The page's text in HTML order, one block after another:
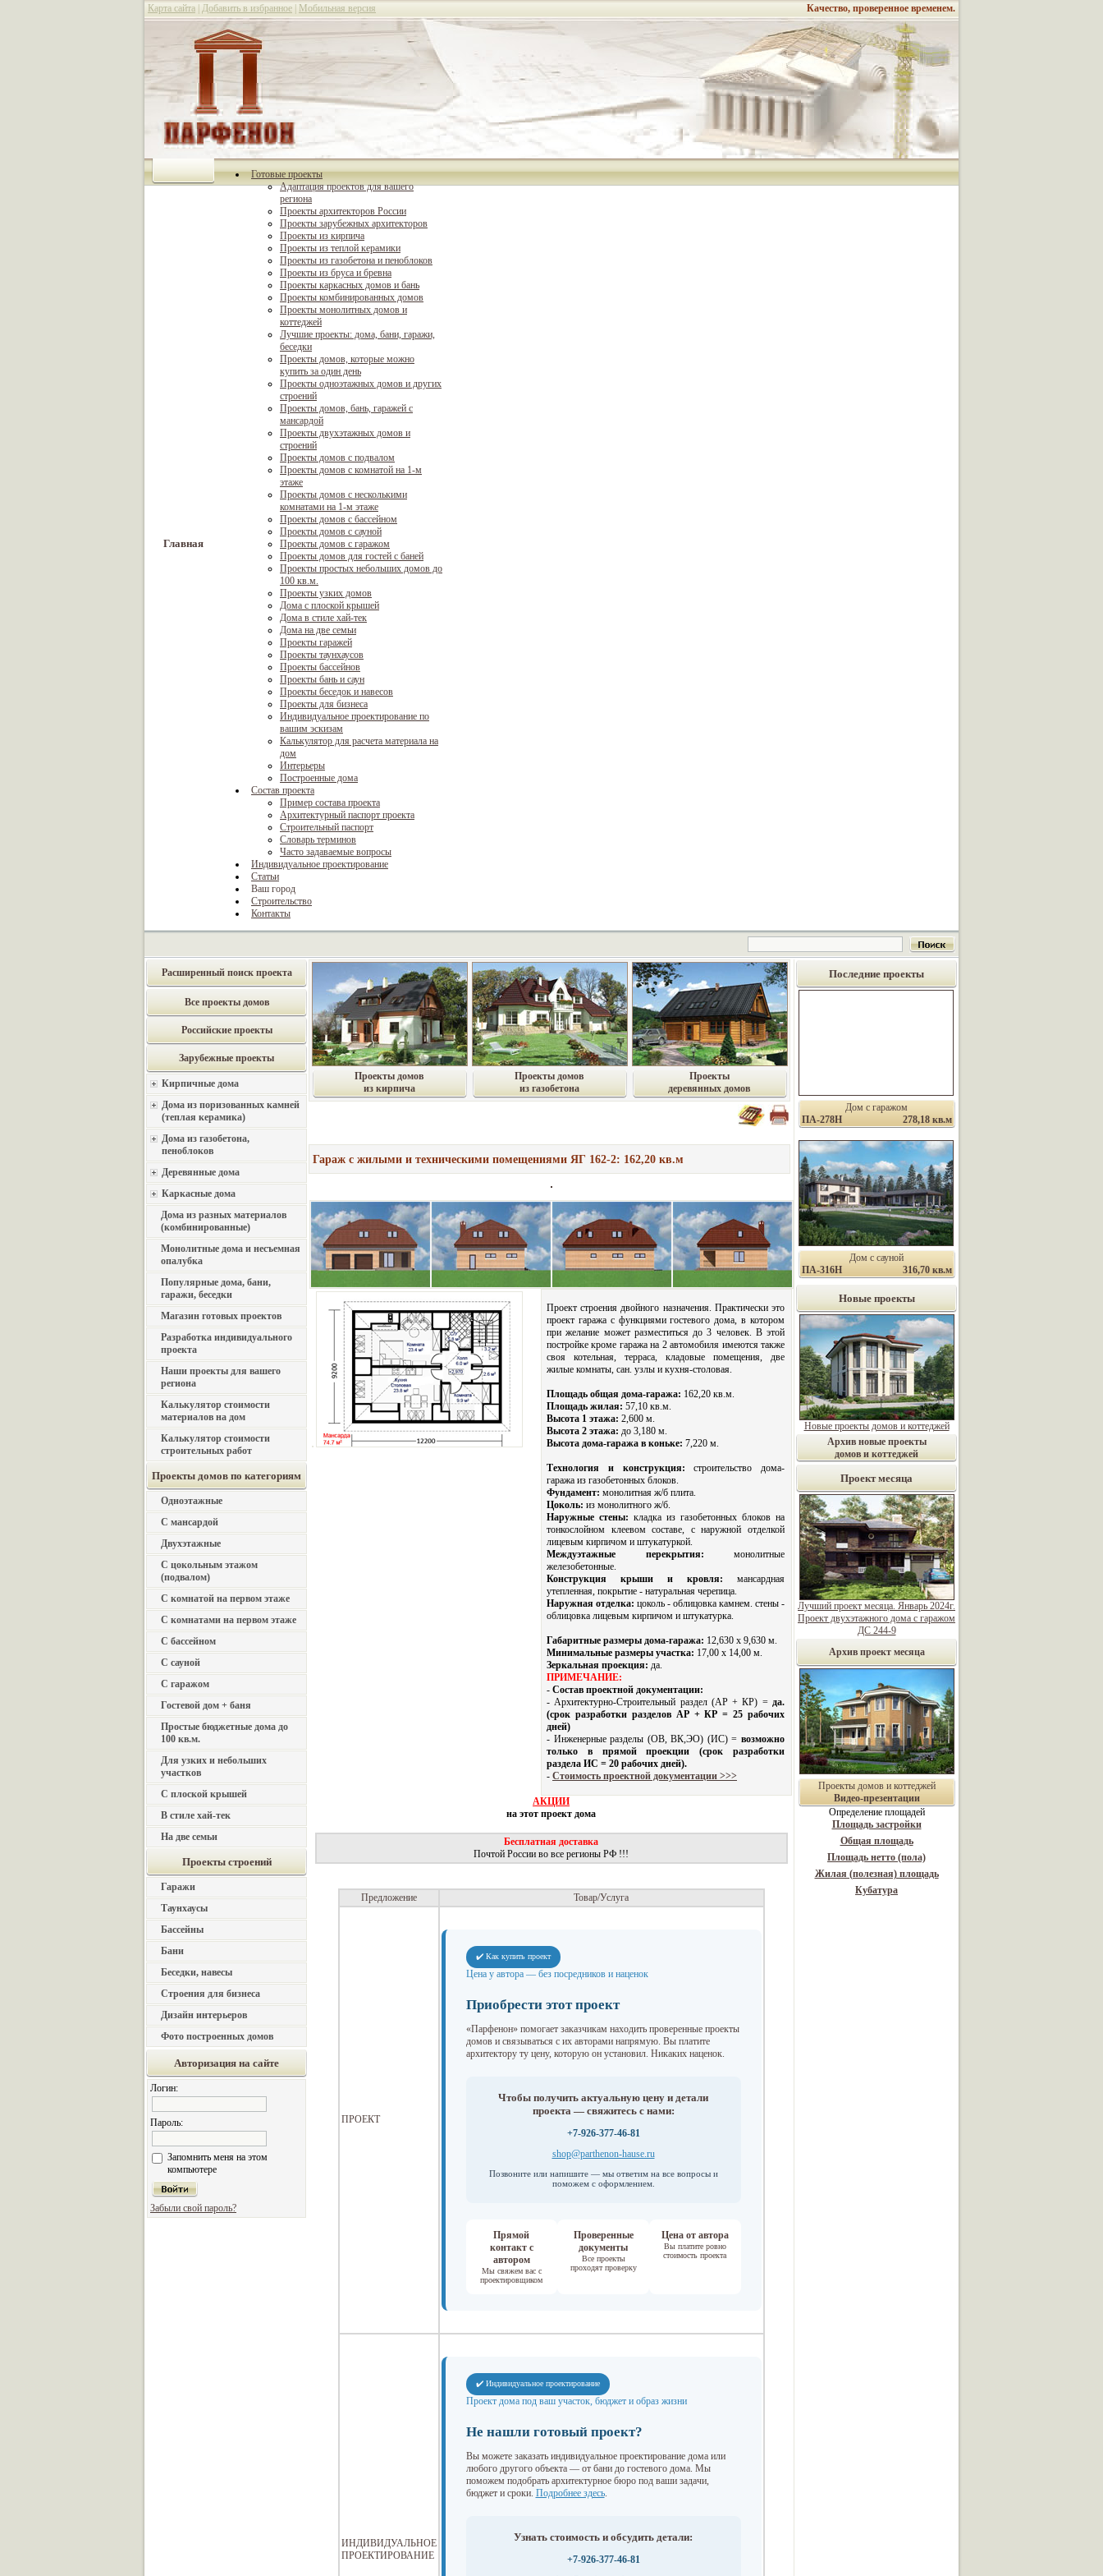
Карта сайта Добавить в избранное Мобильная версия Качество, проверенное временем.
Главная
Готовые проекты
Адаптация проектов для вашего
региона
Проекты архитекторов России
Проекты зарубежных архитекторов
Проекты из кирпича
Проекты из теплой керамики
Проекты из газобетона и пеноблоков
Проекты из бруса и бревна
Проекты каркасных домов и бань
Проекты комбинированных домов
Проекты монолитных домов и
коттеджей
Лучшие проекты: дома, бани, гаражи,
беседки
Проекты домов, которые можно
купить за один день
Проекты одноэтажных домов и других
строений
Проекты домов, бань, гаражей с
мансардой
Проекты двухэтажных домов и
строений
Проекты домов с подвалом
Проекты домов с комнатой на 1-м
этаже
Проекты домов с несколькими
комнатами на 1-м этаже
Проекты домов с бассейном
Проекты домов с сауной
Проекты домов с гаражом
Проекты домов для гостей с баней
Проекты простых небольших домов до
100 кв.м.
Проекты узких домов
Дома с плоской крышей
Дома в стиле хай-тек
Дома на две семьи
Проекты гаражей
Проекты таунхаусов
Проекты бассейнов
Проекты бань и саун
Проекты беседок и навесов
Проекты для бизнеса
Индивидуальное проектирование по
вашим эскизам
Калькулятор для расчета материала на
дом
Интерьеры
Построенные дома
Состав проекта
Пример состава проекта
Архитектурный паспорт проекта
Строительный паспорт
Словарь терминов
Часто задаваемые вопросы
Индивидуальное проектирование
Статьи
Ваш город
Строительство
Контакты
Расширенный поиск проекта
Все проекты домов
Российские проекты
Зарубежные проекты
Кирпичные дома
Дома из поризованных камней
(теплая керамика)
Дома из газобетона,
пеноблоков
Деревянные дома
Каркасные дома
Дома из разных материалов
(комбинированные)
Монолитные дома и несъемная
опалубка
Популярные дома, бани,
гаражи, беседки
Магазин готовых проектов
Разработка индивидуального
проекта
Наши проекты для вашего
региона
Калькулятор стоимости
материалов на дом
Калькулятор стоимости
строительных работ
Проекты домов по категориям
Одноэтажные
С мансардой
Двухэтажные
С цокольным этажом
(подвалом)
С комнатой на первом этаже
С комнатами на первом этаже
С бассейном
С сауной
С гаражом
Гостевой дом + баня
Простые бюджетные дома до
100 кв.м.
Для узких и небольших
участков
С плоской крышей
В стиле хай-тек
На две семьи
Проекты строений
Гаражи
Таунхаусы
Бассейны
Бани
Беседки, навесы
Строения для бизнеса
Дизайн интерьеров
Фото построенных домов
Авторизация на сайте
Логин:
Пароль:
Запомнить меня на этом
компьютере
Забыли свой пароль?
Проекты домов
из кирпича
Проекты домов
из газобетона
Проекты
деревянных домов
Гараж с жилыми и техническими помещениями ЯГ 162-2: 162,20 кв.м
Проект строения двойного назначения. Практически это
проект гаража с функциями гостевого дома, в котором
при желание может разместиться до 3 человек. В этой
постройке кроме гаража на 2 автомобиля имеются также
своя котельная, терраса, кладовые помещения, две
жилые комнаты, сан. узлы и кухня-столовая.
Площадь общая дома-гаража: 162,20 кв.м.
Площадь жилая: 57,10 кв.м.
Высота 1 этажа: 2,600 м.
Высота 2 этажа: до 3,180 м.
Высота дома-гаража в коньке: 7,220 м.
Технология и конструкция: строительство дома-
гаража из газобетонных блоков.
Фундамент: монолитная ж/б плита.
Цоколь: из монолитного ж/б.
Наружные стены: кладка из газобетонных блоков на
тонкослойном клеевом составе, с наружной отделкой
лицевым кирпичом и штукатуркой.
Междуэтажные перекрытия: монолитные
железобетонные.
Конструкция крыши и кровля: мансардная
утепленная, покрытие - натуральная черепица.
Наружная отделка: цоколь - облицовка камнем. стены -
облицовка лицевым кирпичом и штукатурка.
Габаритные размеры дома-гаража: 12,630 х 9,630 м.
Минимальные размеры участка: 17,00 x 14,00 м.
Зеркальная проекция: да.
ПРИМЕЧАНИЕ:
- Состав проектной документации:
- Архитектурно-Строительный раздел (АР + КР) = да.
(срок разработки разделов АР + КР = 25 рабочих
дней)
- Инженерные разделы (ОВ, ВК,ЭО) (ИС) = возможно
только в прямой проекции (срок разработки
раздела ИС = 20 рабочих дней).
- Стоимость проектной документации >>>
АКЦИИ
на этот проект дома
Бесплатная доставка
Почтой России во все регионы РФ !!!
Предложение Товар/Услуга
ПРОЕКТ
✔️ Как купить проект
Цена у автора — без посредников и наценок
Приобрести этот проект
«Парфенон» помогает заказчикам находить проверенные проекты
домов и связываться с их авторами напрямую. Вы платите
архитектору ту цену, которую он установил. Никаких наценок.
Чтобы получить актуальную цену и детали
проекта — свяжитесь с нами:
+7-926-377-46-81
shop@parthenon-hause.ru
Позвоните или напишите — мы ответим на все вопросы и
поможем с оформлением.
Прямой
контакт с
автором
Мы свяжем вас с
проектировщиком
Проверенные
документы
Все проекты
проходят проверку
Цена от автора
Вы платите ровно
стоимость проекта
ИНДИВИДУАЛЬНОЕ
ПРОЕКТИРОВАНИЕ
✔️ Индивидуальное проектирование
Проект дома под ваш участок, бюджет и образ жизни
Не нашли готовый проект?
Вы можете заказать индивидуальное проектирование дома или
любого другого объекта — от бани до гостевого дома. Мы
поможем подобрать архитектурное бюро под ваши задачи,
бюджет и сроки. Подробнее здесь.
Узнать стоимость и обсудить детали:
+7-926-377-46-81
Последние проекты
Дом с гаражом
ПА-278Н
278,18 кв.м
Дом с сауной
ПА-316Н
316,70 кв.м
Новые проекты
Новые проекты домов и коттеджей
Архив новые проекты
домов и коттеджей
Проект месяца
Лучший проект месяца. Январь 2024г.
Проект двухэтажного дома с гаражом
ДС 244-9
Архив проект месяца
Проекты домов и коттеджей
Видео-презентации
Определение площадей
Площадь застройки
Общая площадь
Площадь нетто (пола)
Жилая (полезная) площадь
Кубатура